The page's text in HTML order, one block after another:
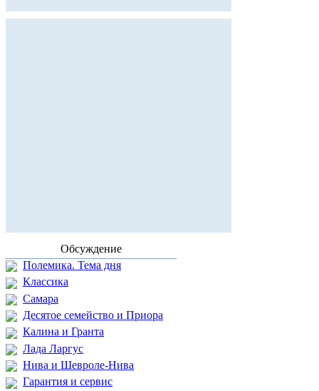
Обсуждение
Полемика. Тема дня
Классика
Самара
Десятое семейство и Приора
Калина и Гранта
Лада Ларгус
Нива и Шевроле-Нива
Гарантия и сервис